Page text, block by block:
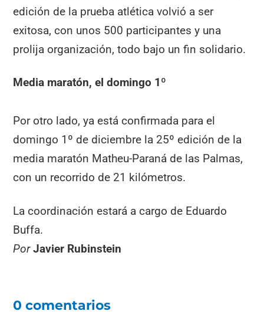
edición de la prueba atlética volvió a ser
exitosa, con unos 500 participantes y una
prolija organización, todo bajo un fin solidario.
Media maratón, el domingo 1º
Por otro lado, ya está confirmada para el
domingo 1º de diciembre la 25º edición de la
media maratón Matheu-Paraná de las Palmas,
con un recorrido de 21 kilómetros.
La coordinación estará a cargo de Eduardo
Buffa.
Por Javier Rubinstein
0 comentarios